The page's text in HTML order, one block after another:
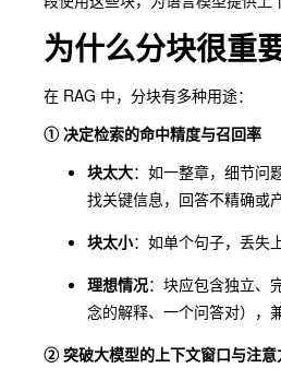
为什么分块很重
在 RAG 中，分块有多种用途：
① 决定检索的命中精度与召回率
块太大：如一整章，细节问
找关键信息，回答不精确或
块太小：如单个句子，丢失
理想情况：块应包含独立、
念的解释、一个问答对），
② 突破大模型的上下文窗口与注